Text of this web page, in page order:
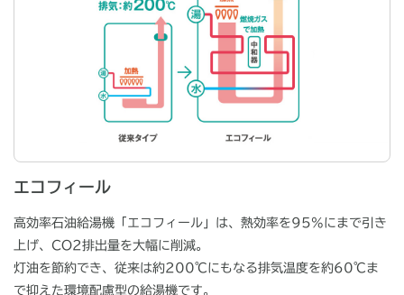
エコフィール
高効率石油給湯機「エコフィール」は、熱効率を95%にまで引き
上げ、CO2排出量を大幅に削減。
灯油を節約でき、従来は約200℃にもなる排気温度を約60℃ま
で抑えた環境配慮型の給湯機です。